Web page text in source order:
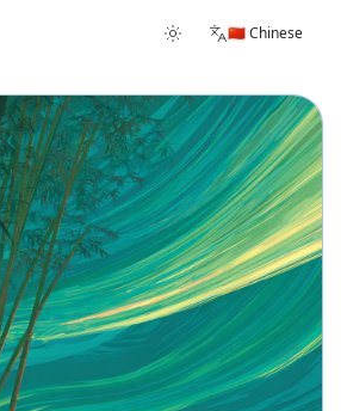
🇨🇳 Chinese